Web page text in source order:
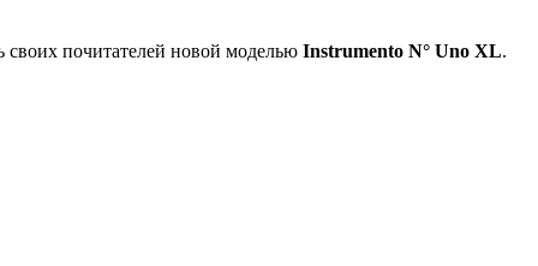
своих почитателей новой моделью Instrumento N° Uno XL.